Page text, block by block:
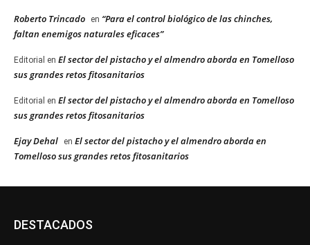
Roberto Trincado en “Para el control biológico de las chinches,
faltan enemigos naturales eficaces”
Editorial en El sector del pistacho y el almendro aborda en Tomelloso
sus grandes retos fitosanitarios
Editorial en El sector del pistacho y el almendro aborda en Tomelloso
sus grandes retos fitosanitarios
Ejay Dehal en El sector del pistacho y el almendro aborda en
Tomelloso sus grandes retos fitosanitarios
DESTACADOS